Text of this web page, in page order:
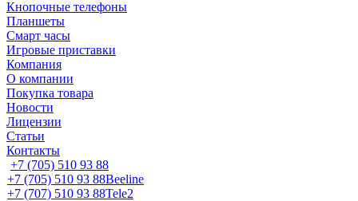
Кнопочные телефоны
Планшеты
Смарт часы
Игровые приставки
Компания
О компании
Покупка товара
Новости
Лицензии
Статьи
Контакты
+7 (705) 510 93 88
+7 (705) 510 93 88Beeline
+7 (707) 510 93 88Tele2